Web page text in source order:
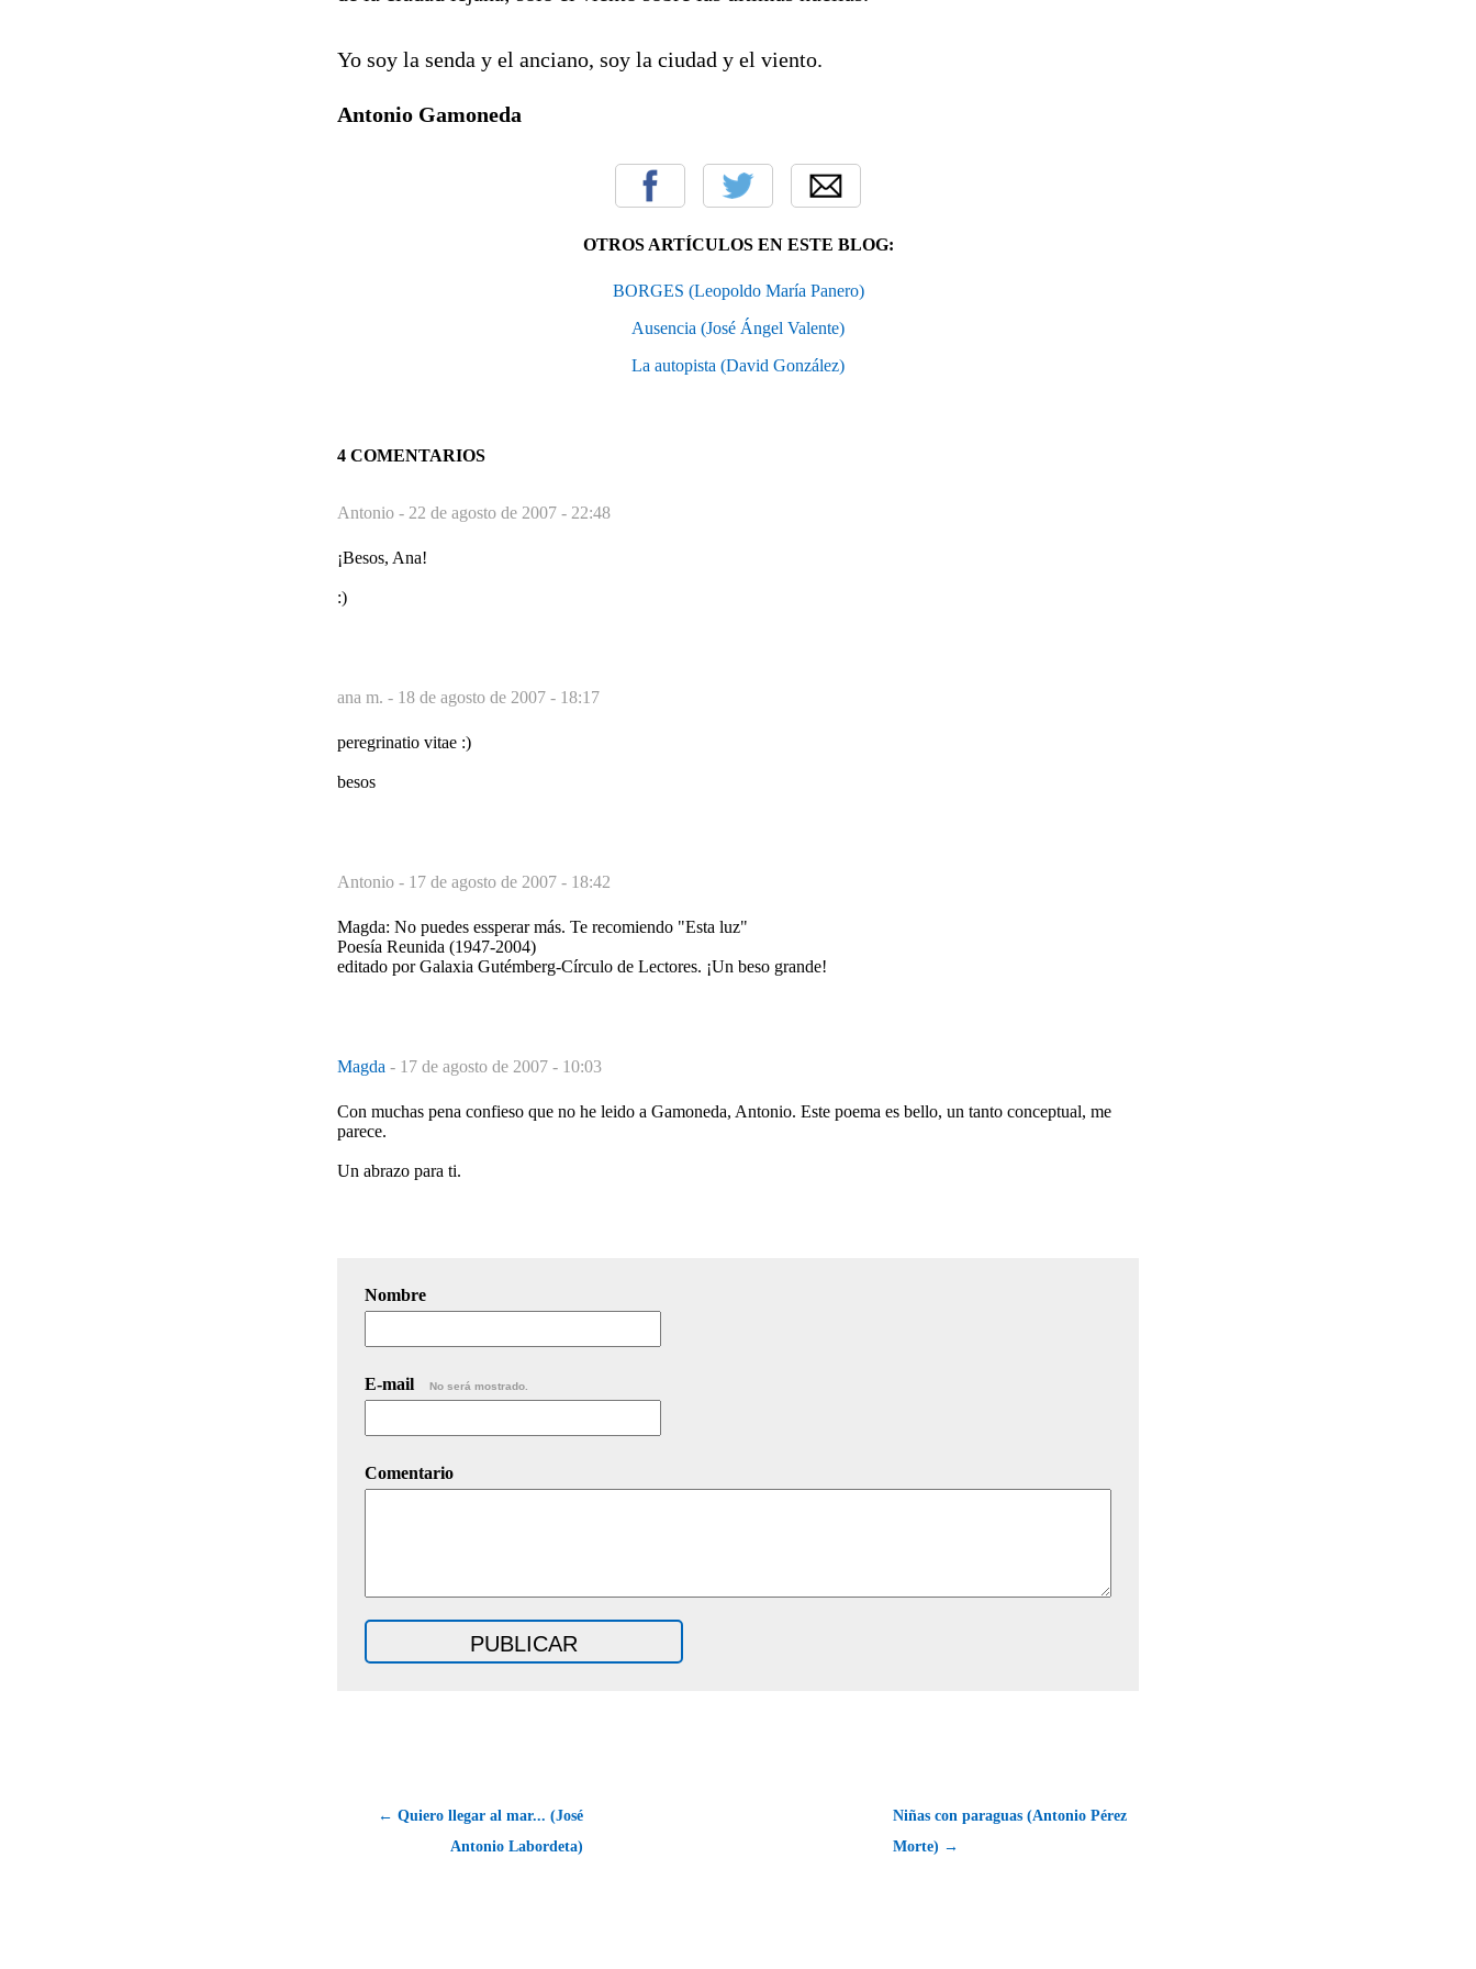
Yo soy la senda y el anciano, soy la ciudad y el viento.
Antonio Gamoneda
OTROS ARTÍCULOS EN ESTE BLOG:
BORGES (Leopoldo María Panero)
Ausencia (José Ángel Valente)
La autopista (David González)
4 COMENTARIOS
Antonio - 22 de agosto de 2007 - 22:48
¡Besos, Ana!
:)
ana m. - 18 de agosto de 2007 - 18:17
peregrinatio vitae :)
besos
Antonio - 17 de agosto de 2007 - 18:42
Magda: No puedes essperar más. Te recomiendo "Esta luz"
Poesía Reunida (1947-2004)
editado por Galaxia Gutémberg-Círculo de Lectores. ¡Un beso grande!
Magda - 17 de agosto de 2007 - 10:03
Con muchas pena confieso que no he leido a Gamoneda, Antonio. Este poema es bello, un tanto conceptual, me
parece.
Un abrazo para ti.
Nombre
E-mail No será mostrado.
Comentario
← Quiero llegar al mar... (José
Antonio Labordeta)
Niñas con paraguas (Antonio Pérez
Morte) →